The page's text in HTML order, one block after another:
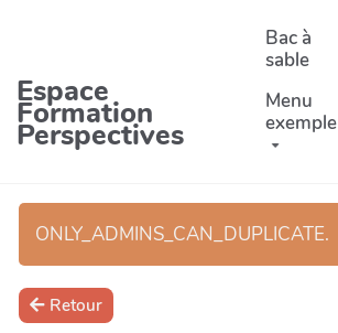
Espace
Formation
Perspectives
Bac à
sable
Menu
exemple
ONLY_ADMINS_CAN_DUPLICATE.
Retour